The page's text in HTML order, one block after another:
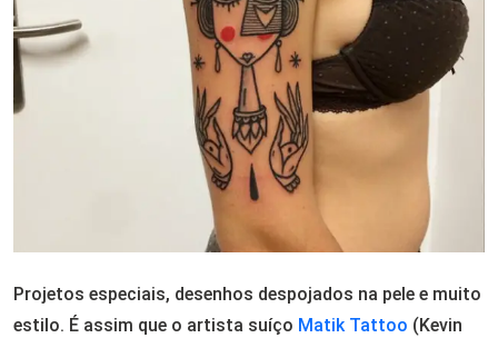
Projetos especiais, desenhos despojados na pele e muito
estilo. É assim que o artista suíço Matik Tattoo (Kevin